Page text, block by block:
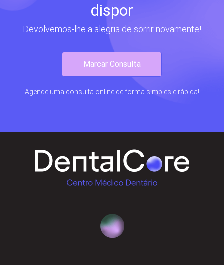
dispor
Devolvemos-lhe a alegria de sorrir novamente!
Marcar Consulta
Agende uma consulta online de forma simples e rápida!